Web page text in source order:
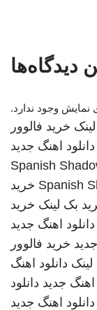
دیدگاه‌ها
نمایش وجود ندارد.
خرید فالوور
دانلود اهنگ جدید
Spanish
Spanish خرید
بک لینک خرید
دانلود اهنگ جدید
خرید فالوور
دانلود اهنگ
اهنگ جدید دانلود
دانلود اهنگ جدید